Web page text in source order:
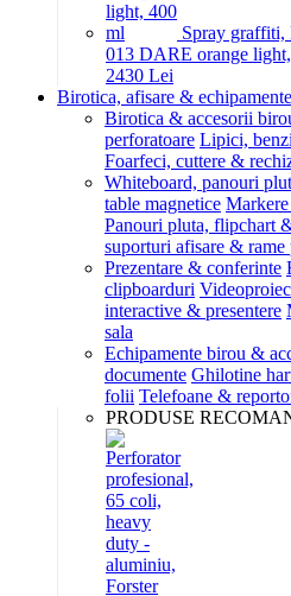
Spray
013 DARE orange
2430 Lei
Birotica, afisare &
Birotica & accesorii
perforatoare Lipici,
Foarfeci, cuttere &
Whiteboard, panouri
table magnetice
Panouri pluta, flipchart
suporturi afisare & rame
Prezentare & conferinte
clipboarduri
interactive & presentere
sala
Echipamente birou &
documente Ghilotine
folii Telefoane &
PRODUSE